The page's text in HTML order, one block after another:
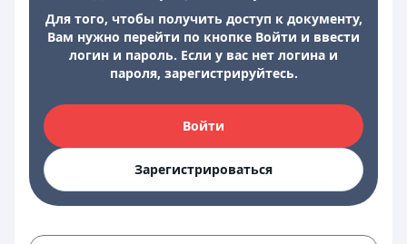
Для того, чтобы получить доступ к документу,
Вам нужно перейти по кнопке Войти и ввести
логин и пароль. Если у вас нет логина и
пароля, зарегистрируйтесь.
Войти
Зарегистрироваться